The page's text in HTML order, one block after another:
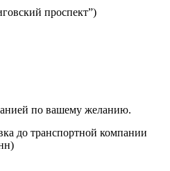
проспект”)
по вашему желанию.
до транспортной компании